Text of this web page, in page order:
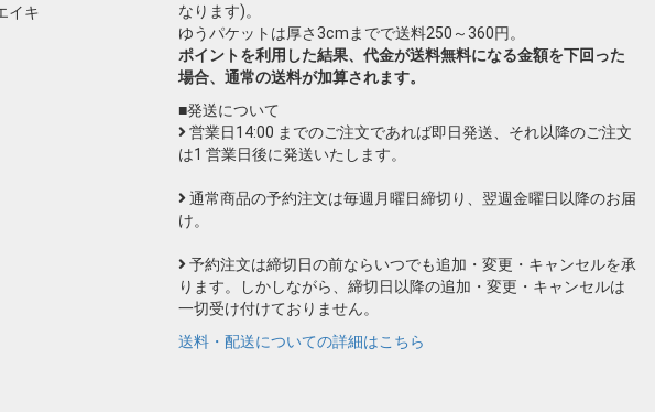
キ
なります)。
ゆうパケットは厚さ3cmまでで送料250～360円。
ポイントを利用した結果、代金が送料無料になる金額を下回った
場合、通常の送料が加算されます。
■発送について
営業日14:00 までのご注文であれば即日発送、それ以降のご注文
は1 営業日後に発送いたします。
通常商品の予約注文は毎週月曜日締切り、翌週金曜日以降のお届
け。
予約注文は締切日の前ならいつでも追加・変更・キャンセルを承
ります。しかしながら、締切日以降の追加・変更・キャンセルは
一切受け付けておりません。
送料・配送についての詳細はこちら